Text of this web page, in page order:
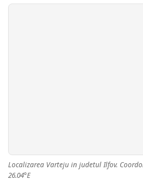
Localizarea Varteju in judetul Ilfov.
26.04°E